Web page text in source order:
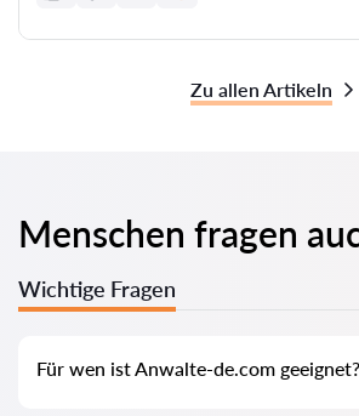
Zu allen Artikeln
Menschen fragen
Wichtige Fragen
Für wen ist Anwalte-de.com geeignet?